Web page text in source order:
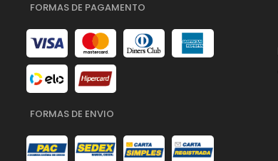
FORMAS DE PAGAMENTO
FORMAS DE ENVIO